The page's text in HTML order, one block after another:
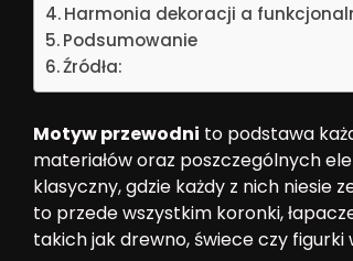
Harmonia dekoracji a
Podsumowanie
Źródła:
Motyw przewodni to podstawa
materiałów oraz poszczególnych
klasyczny, gdzie każdy z nich niesie
to przede wszystkim koronki,
takich jak drewno, świece czy figurki